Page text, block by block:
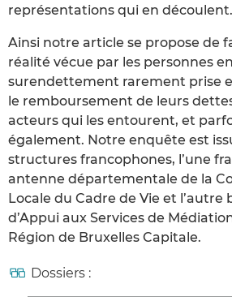
représentations qui en découlent.
Ainsi notre article se propose de
réalité vécue par les personnes
surendettement rarement prise
le remboursement de leurs
acteurs qui les entourent, et
également. Notre enquête est
structures francophones, l’une
antenne départementale de la
Locale du Cadre de Vie et l’autre
d’Appui aux Services de
Région de Bruxelles Capitale.
Dossiers :